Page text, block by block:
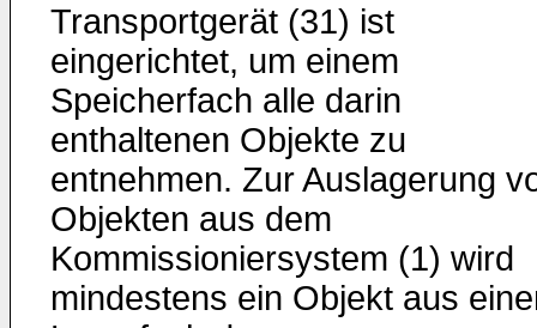
Transportgerät (31) ist
eingerichtet, um einem
Speicherfach alle darin
enthaltenen Objekte zu
entnehmen. Zur Auslagerung
Objekten aus dem
Kommissioniersystem (1) wird
mindestens ein Objekt aus